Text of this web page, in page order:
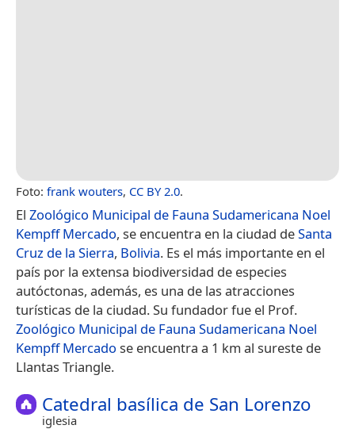
Foto: frank wouters, CC BY 2.0.
El Zoológico Municipal de Fauna Sudamericana Noel
Kempff Mercado, se encuentra en la ciudad deSanta
Cruz de la Sierra, Bolivia. Es el más importante en el
país​ por la extensa biodiversidad de especies
autóctonas, además, es una de las atracciones
turísticas de la ciudad.​​ Su fundador fue el Prof.
Zoológico Municipal de Fauna Sudamericana Noel
Kempff Mercado se encuentra a 1 km al sureste de
Llantas Triangle.
Catedral basílica de San Lorenzo
iglesia